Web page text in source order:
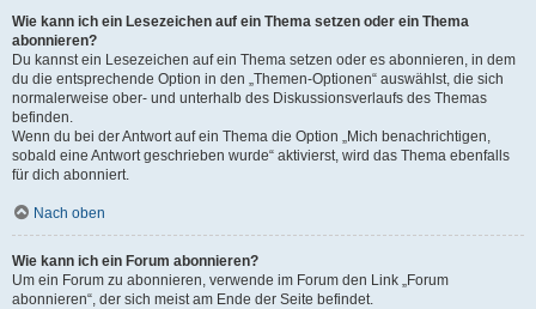
Wie kann ich ein Lesezeichen auf ein Thema setzen oder ein Thema
abonnieren?
Du kannst ein Lesezeichen auf ein Thema setzen oder es abonnieren, in dem
du die entsprechende Option in den „Themen-Optionen“ auswählst, die sich
normalerweise ober- und unterhalb des Diskussionsverlaufs des Themas
befinden.
Wenn du bei der Antwort auf ein Thema die Option „Mich benachrichtigen,
sobald eine Antwort geschrieben wurde“ aktivierst, wird das Thema ebenfalls
für dich abonniert.
Nach oben
Wie kann ich ein Forum abonnieren?
Um ein Forum zu abonnieren, verwende im Forum den Link „Forum
abonnieren“, der sich meist am Ende der Seite befindet.